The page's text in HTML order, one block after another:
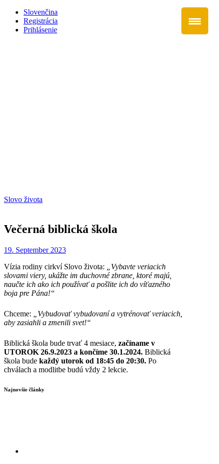
Slovenčina
Registrácia
Prihlásenie
Slovo života
Večerná biblická škola
19. September 2023
Vízia rodiny cirkví Slovo života:
„Vybavte veriacich
slovami viery, ukážte im duchovné zbrane, ktoré majú,
naučte ich ako ich používať a pošlite ich do víťazného
boja pre Pána!“
Chceme:
„Vybudovať vybudovaní a vytrénovať veriacich,
aby zasiahli a zmenili svet!“
Biblická škola bude trvať 4 mesiace, začíname v
UTOROK 26.9.2023 a končíme 30.1.2024. Biblická
škola bude každý utorok od 18:45 do 20:30. Po
chválach a modlitbe budú vždy 2 lekcie.
Najnovšie články